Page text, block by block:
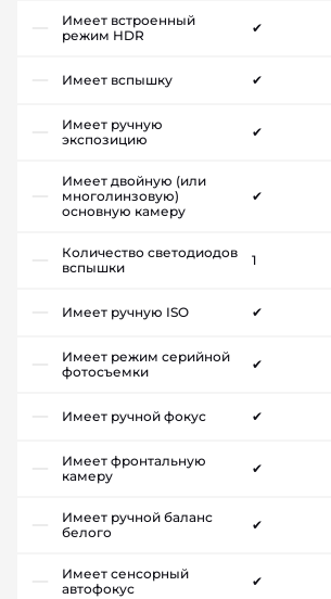
Имеет встроенный
режим HDR
✔
Имеет вспышку ✔
Имеет ручную
экспозицию
✔
Имеет двойную (или
многолинзовую)
основную камеру
✔
Количество светодиодов
вспышки
1
Имеет ручную ISO ✔
Имеет режим серийной
фотосъемки
✔
Имеет ручной фокус ✔
Имеет фронтальную
камеру
✔
Имеет ручной баланс
белого
✔
Имеет сенсорный
автофокус
✔